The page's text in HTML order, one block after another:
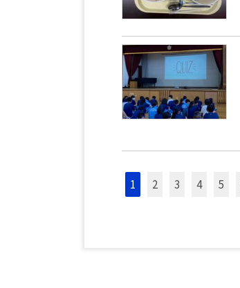
1 2 3 4 5